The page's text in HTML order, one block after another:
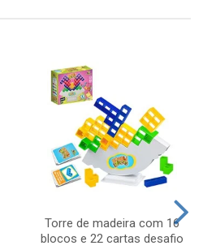
Torre de madeira com 16
blocos e 22 cartas desafio